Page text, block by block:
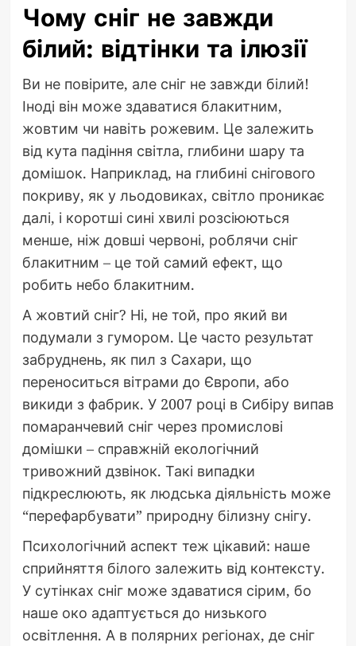
Чому сніг не завжди
білий: відтінки та ілюзії
Ви не повірите, але сніг не завжди білий!
Іноді він може здаватися блакитним,
жовтим чи навіть рожевим. Це залежить
від кута падіння світла, глибини шару та
домішок. Наприклад, на глибині снігового
покриву, як у льодовиках, світло проникає
далі, і коротші сині хвилі розсіюються
менше, ніж довші червоні, роблячи сніг
блакитним – це той самий ефект, що
робить небо блакитним.
А жовтий сніг? Ні, не той, про який ви
подумали з гумором. Це часто результат
забруднень, як пил з Сахари, що
переноситься вітрами до Європи, або
викиди з фабрик. У 2007 році в Сибіру випав
помаранчевий сніг через промислові
домішки – справжній екологічний
тривожний дзвінок. Такі випадки
підкреслюють, як людська діяльність може
“перефарбувати” природну білизну снігу.
Психологічний аспект теж цікавий: наше
сприйняття білого залежить від контексту.
У сутінках сніг може здаватися сірим, бо
наше око адаптується до низького
освітлення. А в полярних регіонах, де сніг